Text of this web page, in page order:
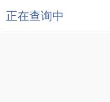
正在查询中